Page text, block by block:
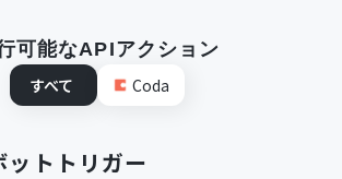
可能なAPIアクション
すべて
Coda
ットトリガー